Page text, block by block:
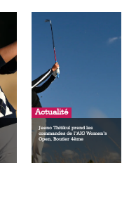
Actualité
Jeeno Thitikul prend les
commandes de l’AIG Women’s
Open, Boutier 4ème